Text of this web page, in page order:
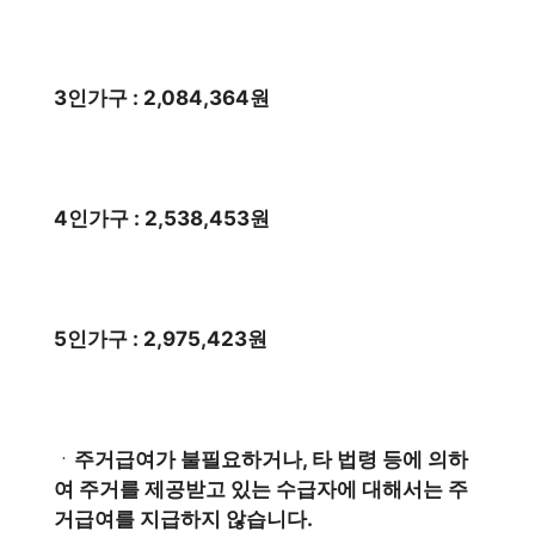
3인가구 : 2,084,364원
4인가구 : 2,538,453원
5인가구 : 2,975,423원
ㆍ 주거급여가 불필요하거나, 타 법령 등에 의하
여 주거를 제공받고 있는 수급자에 대해서는 주
거급여를 지급하지 않습니다.